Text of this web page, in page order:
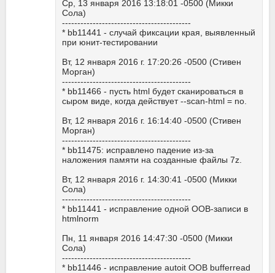
Ср, 13 января 2016 13:18:01 -0500 (Микки
Сола)
------------------------------------------
* bb11441 - случай фиксации края, выявленный
при юнит-тестировании
Вт, 12 января 2016 г. 17:20:26 -0500 (Стивен
Морган)
------------------------------------------
* bb11466 - пусть html будет сканироваться в
сыром виде, когда действует --scan-html = no.
Вт, 12 января 2016 г. 16:14:40 -0500 (Стивен
Морган)
------------------------------------------
* bb11475: исправлено падение из-за
наложения памяти на созданные файлы 7z.
Вт, 12 января 2016 г. 14:30:41 -0500 (Микки
Сола)
------------------------------------------
* bb11441 - исправление одной OOB-записи в
htmlnorm
Пн, 11 января 2016 14:47:30 -0500 (Микки
Сола)
------------------------------------------
* bb11446 - исправление autoit OOB bufferread